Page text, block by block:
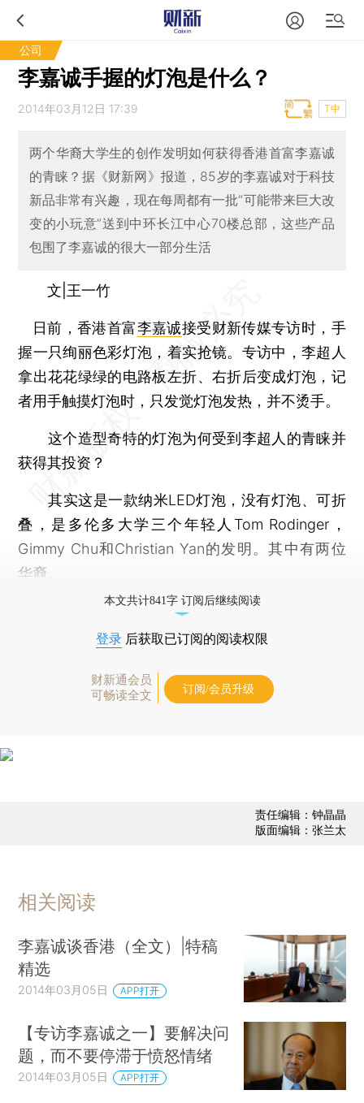
公司
李嘉诚手握的灯泡是什么？
2014年03月12日 17:39 T中
两个华裔大学生的创作发明如何获得香港首富李嘉诚
的青睐？据《财新网》报道，85岁的李嘉诚对于科技
新品非常有兴趣，现在每周都有一批“可能带来巨大改
变的小玩意”送到中环长江中心70楼总部，这些产品
包围了李嘉诚的很大一部分生活
文|王一竹
日前，香港首富李嘉诚接受财新传媒专访时，手
握一只绚丽色彩灯泡，着实抢镜。专访中，李超人
拿出花花绿绿的电路板左折、右折后变成灯泡，记
者用手触摸灯泡时，只发觉灯泡发热，并不烫手。
这个造型奇特的灯泡为何受到李超人的青睐并
获得其投资？
其实这是一款纳米LED灯泡，没有灯泡、可折
叠，是多伦多大学三个年轻人Tom Rodinger，
Gimmy Chu和Christian Yan的发明。其中有两位
华裔。
本文共计841字 订阅后继续阅读
登录 后获取已订阅的阅读权限
财新通会员
可畅读全文
订阅/会员升级
责任编辑：钟晶晶
版面编辑：张兰太
相关阅读
李嘉诚谈香港（全文）|特稿
精选
2014年03月05日 APP打开
【专访李嘉诚之一】要解决问
题，而不要停滞于愤怒情绪
2014年03月05日 APP打开